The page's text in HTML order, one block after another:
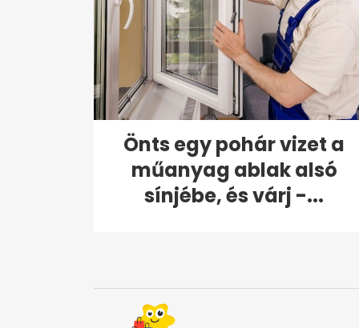
Önts egy pohár vizet a
műanyag ablak alsó
sínjébe, és várj -...